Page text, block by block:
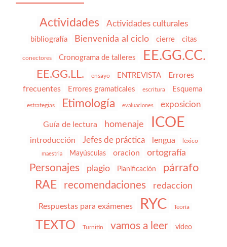
Actividades Actividades culturales
bibliografía Bienvenida al ciclo cierre citas
conectores Cronograma de talleres EE.GG.CC.
EE.GG.LL. ensayo ENTREVISTA
Errores
frecuentes
Errores gramaticales escritura Esquema
estrategias Etimología evaluaciones exposicion
Guía de lectura homenaje ICOE
introducción Jefes de práctica lengua léxico
maestria Mayúsculas oracion ortografía
Personajes plagio Planificación párrafo
RAE recomendaciones redaccion
Respuestas para exámenes RYC Teoría
TEXTO Turnitin vamos a leer video